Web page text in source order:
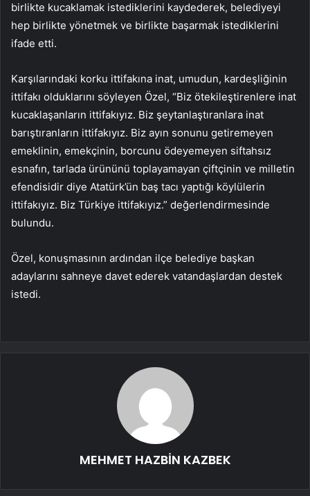
birlikte kucaklamak istediklerini kaydederek, belediyeyi
hep birlikte yönetmek ve birlikte başarmak istediklerini
ifade etti.
Karşılarındaki korku ittifakına inat, umudun, kardeşliğinin
ittifakı olduklarını söyleyen Özel, “Biz ötekileştirenlere inat
kucaklaşanların ittifakıyız. Biz şeytanlaştıranlara inat
barıştıranların ittifakıyız. Biz ayın sonunu getiremeyen
emeklinin, emekçinin, borcunu ödeyemeyen siftahsız
esnafın, tarlada ürününü toplayamayan çiftçinin ve milletin
efendisidir diye Atatürk’ün baş tacı yaptığı köylülerin
ittifakıyız. Biz Türkiye ittifakıyız.” değerlendirmesinde
bulundu.
Özel, konuşmasının ardından ilçe belediye başkan
adaylarını sahneye davet ederek vatandaşlardan destek
istedi.
MEHMET HAZBİN KAZBEK